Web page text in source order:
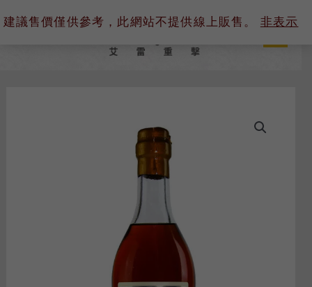
建議售價僅供參考，此網站不提供線上販售。 非表示
容